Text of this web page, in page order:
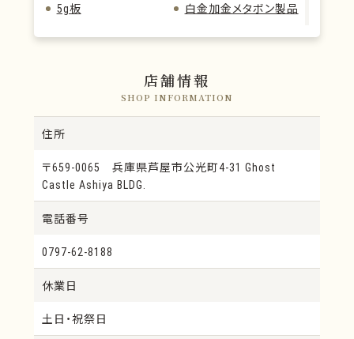
5g板
白金加金メタボン製品
モリタニュー金パラジ
ウム
Herabond
MainGold
クラスプ
金色ハイプレシャス
IFKジーアール
KIKゴールド
白色ハイプレシャス
ロード58
低カラット
店舗情報
SHOP INFORMATION
住所
〒659-0065 兵庫県芦屋市公光町4-31 Ghost
Castle Ashiya BLDG.
電話番号
0797-62-8188
休業日
土日・祝祭日